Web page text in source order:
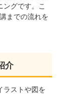
ングです。こ
までの流れを
介
ラストや図を